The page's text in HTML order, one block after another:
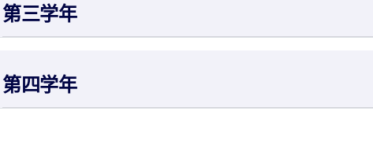
第三学年
第四学年